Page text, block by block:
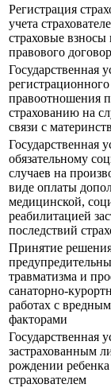
Регистрация
учета
страховые взносы
правового
Государственная
правоотношения
страхованию на
связи с
Государственная
обязательному
случаев на
виде оплаты
медицинской,
реабилитацией
последствий
Принятие
травматизма и
санаторно-
работах с
факторами
Государственная
застрахованным
рождении
страхователем